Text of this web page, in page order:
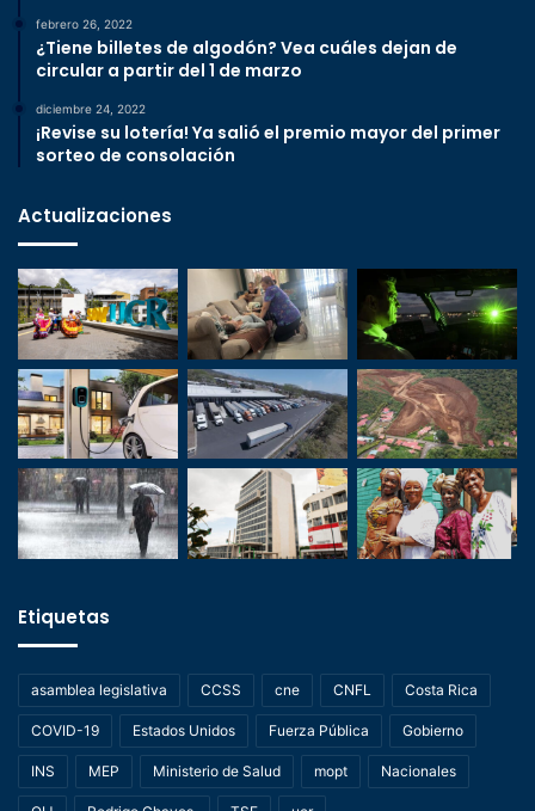
febrero 26, 2022
¿Tiene billetes de algodón? Vea cuáles dejan de
circular a partir del 1 de marzo
diciembre 24, 2022
¡Revise su lotería! Ya salió el premio mayor del primer
sorteo de consolación
Actualizaciones
Etiquetas
asamblea legislativa CCSS cne CNFL Costa Rica
COVID-19 Estados Unidos Fuerza Pública Gobierno
INS MEP Ministerio de Salud mopt Nacionales